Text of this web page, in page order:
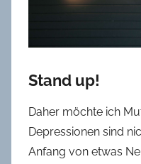
Stand up!
Daher möchte ich
Depressionen sind
Anfang von etwas